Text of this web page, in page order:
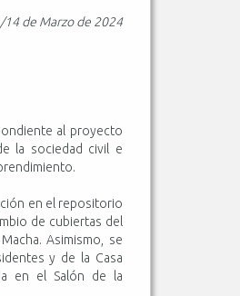
14 de Marzo de 2024
al proyecto
la sociedad civil e
en el repositorio
de cubiertas del
Asimismo, se
y de la Casa
en el Salón de la